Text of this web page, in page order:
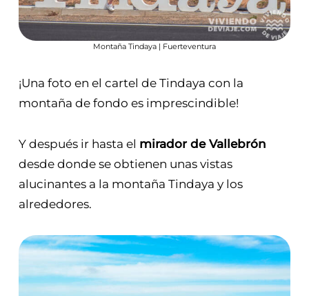
Montaña Tindaya | Fuerteventura
¡Una foto en el cartel de Tindaya con la
montaña de fondo es imprescindible!
Y después ir hasta el mirador de Vallebrón
desde donde se obtienen unas vistas
alucinantes a la montaña Tindaya y los
alrededores.